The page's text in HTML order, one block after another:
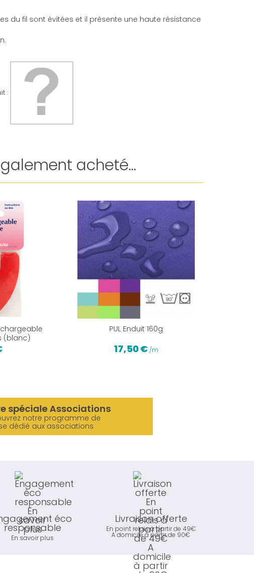
du fil sont évitées et il présente une haute résistance
:
acheté...
(blanc)
PUL Enduit 160g
17,50 € /m
spéciale Associations
notre programme de
dédié aux associations
éco
responsable
En savoir plus
Livraison offerte
En point relais à partir de 49€
A domicile à partir de 90€